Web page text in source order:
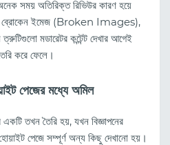
সময় অতিরিক্ত রিভিউর কারণ হয়ে
ব্রোকেন ইমেজ (Broken Images),
মডারেটর কন্টেন্ট দেখার আগেই
করে ফেলে।
পেজের মধ্যে অমিল
তখন তৈরি হয়, যখন বিজ্ঞাপনের
পেজে সম্পূর্ণ অন্য কিছু দেখানো হয়।